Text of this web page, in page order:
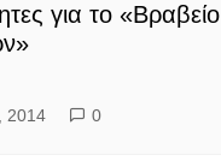
για το «Βραβείο
2014
0